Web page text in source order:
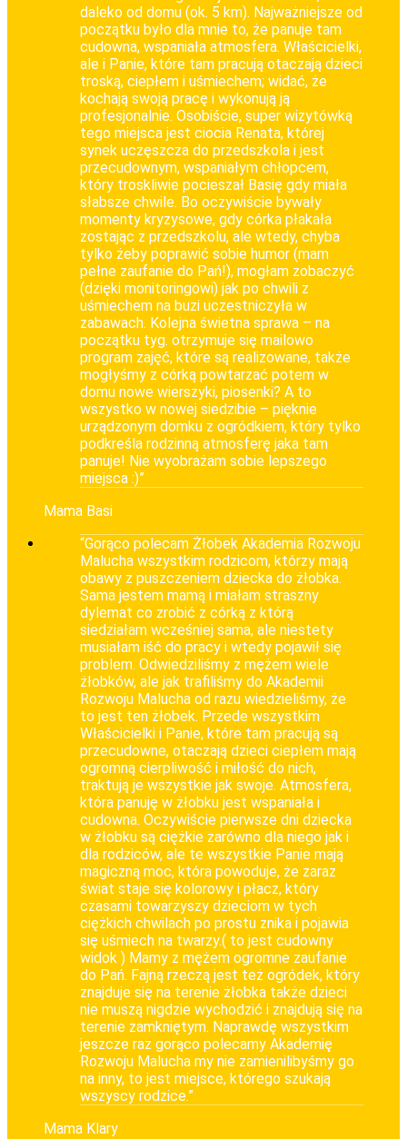
daleko od domu (ok. 5 km). Najważniejsze od
początku było dla mnie to, że panuje tam
cudowna, wspaniała atmosfera. Właścicielki,
ale i Panie, które tam pracują otaczają dzieci
troską, ciepłem i uśmiechem; widać, że
kochają swoją pracę i wykonują ją
profesjonalnie. Osobiście, super wizytówką
tego miejsca jest ciocia Renata, której
synek uczęszcza do przedszkola i jest
przecudownym, wspaniałym chłopcem,
który troskliwie pocieszał Basię gdy miała
słabsze chwile. Bo oczywiście bywały
momenty kryzysowe, gdy córka płakała
zostając z przedszkolu, ale wtedy, chyba
tylko żeby poprawić sobie humor (mam
pełne zaufanie do Pań!), mogłam zobaczyć
(dzięki monitoringowi) jak po chwili z
uśmiechem na buzi uczestniczyła w
zabawach. Kolejna świetna sprawa – na
początku tyg. otrzymuje się mailowo
program zajęć, które są realizowane, także
mogłyśmy z córką powtarzać potem w
domu nowe wierszyki, piosenki? A to
wszystko w nowej siedzibie – pięknie
urządzonym domku z ogródkiem, który tylko
podkreśla rodzinną atmosferę jaka tam
panuje! Nie wyobrażam sobie lepszego
miejsca :)”
Mama Basi
“Gorąco polecam Żłobek Akademia Rozwoju
Malucha wszystkim rodzicom, którzy mają
obawy z puszczeniem dziecka do żłobka.
Sama jestem mamą i miałam straszny
dylemat co zrobić z córką z którą
siedziałam wcześniej sama, ale niestety
musiałam iść do pracy i wtedy pojawił się
problem. Odwiedziliśmy z mężem wiele
żłobków, ale jak trafiliśmy do Akademii
Rozwoju Malucha od razu wiedzieliśmy, że
to jest ten żłobek. Przede wszystkim
Właścicielki i Panie, które tam pracują są
przecudowne, otaczają dzieci ciepłem mają
ogromną cierpliwość i miłość do nich,
traktują je wszystkie jak swoje. Atmosfera,
która panuję w żłobku jest wspaniała i
cudowna. Oczywiście pierwsze dni dziecka
w żłobku są ciężkie zarówno dla niego jak i
dla rodziców, ale te wszystkie Panie mają
magiczną moc, która powoduje, że zaraz
świat staje się kolorowy i płacz, który
czasami towarzyszy dzieciom w tych
ciężkich chwilach po prostu znika i pojawia
się uśmiech na twarzy.( to jest cudowny
widok ) Mamy z mężem ogromne zaufanie
do Pań. Fajną rzeczą jest też ogródek, który
znajduje się na terenie żłobka także dzieci
nie muszą nigdzie wychodzić i znajdują się na
terenie zamkniętym. Naprawdę wszystkim
jeszcze raz gorąco polecamy Akademię
Rozwoju Malucha my nie zamienilibyśmy go
na inny, to jest miejsce, którego szukają
wszyscy rodzice.”
Mama Klary